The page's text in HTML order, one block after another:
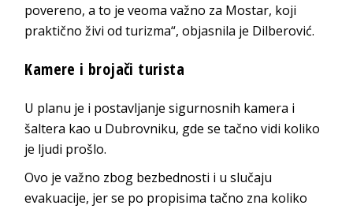
povereno, a to je veoma važno za Mostar, koji
praktično živi od turizma“, objasnila je Dilberović.
Kamere i brojači turista
U planu je i postavljanje sigurnosnih kamera i
šaltera kao u Dubrovniku, gde se tačno vidi koliko
je ljudi prošlo.
Ovo je važno zbog bezbednosti i u slučaju
evakuacije, jer se po propisima tačno zna koliko